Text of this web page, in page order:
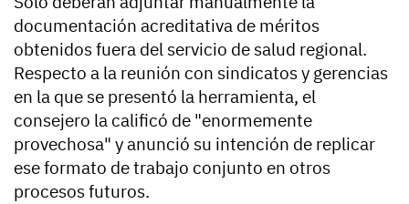
documentación acreditativa de méritos
obtenidos fuera del servicio de salud regional.
Respecto a la reunión con sindicatos y gerencias
en la que se presentó la herramienta, el
consejero la calificó de "enormemente
provechosa" y anunció su intención de replicar
ese formato de trabajo conjunto en otros
procesos futuros.